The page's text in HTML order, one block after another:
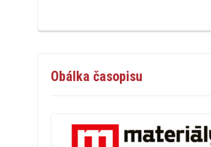
Obálka časopisu